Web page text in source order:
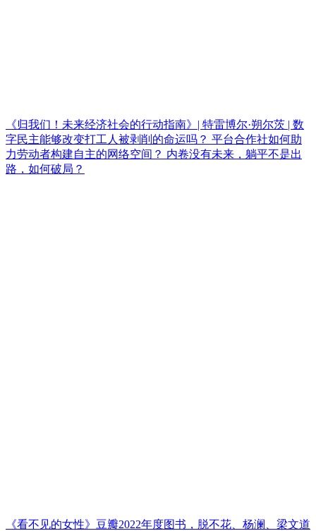
《归我们！未来经济社会的行动指南》| 特雷博尔·朔尔茨 | 数
字民主能够改变打工人被剥削的命运吗？ 平台合作社如何助
力劳动者构建自主的网络空间？ 内卷没有未来，躺平不是出
路，如何破局？
《看不见的女性》豆瓣2022年度图书，脱不花、杨澜、梁文道